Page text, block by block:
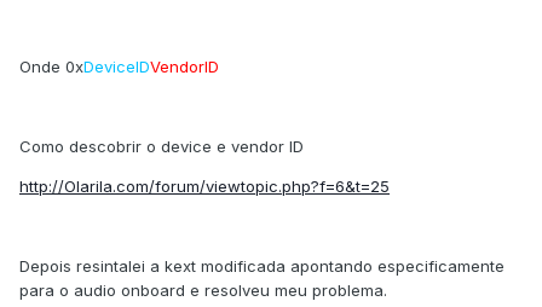
Onde 0xDeviceIDVendorID
Como descobrir o device e vendor ID
http://Olarila.com/forum/viewtopic.php?f=6&t=25
Depois resintalei a kext modificada apontando especificamente
para o audio onboard e resolveu meu problema.